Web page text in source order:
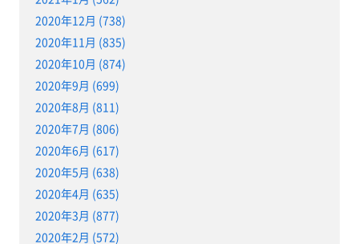
2020年12月 (738)
2020年11月 (835)
2020年10月 (874)
2020年9月 (699)
2020年8月 (811)
2020年7月 (806)
2020年6月 (617)
2020年5月 (638)
2020年4月 (635)
2020年3月 (877)
2020年2月 (572)